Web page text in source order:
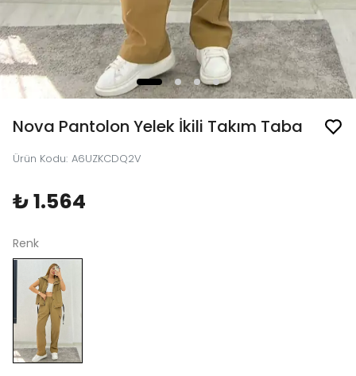
Nova Pantolon Yelek İkili Takım Taba
Ürün Kodu: A6UZKCDQ2V
₺ 1.564
Renk